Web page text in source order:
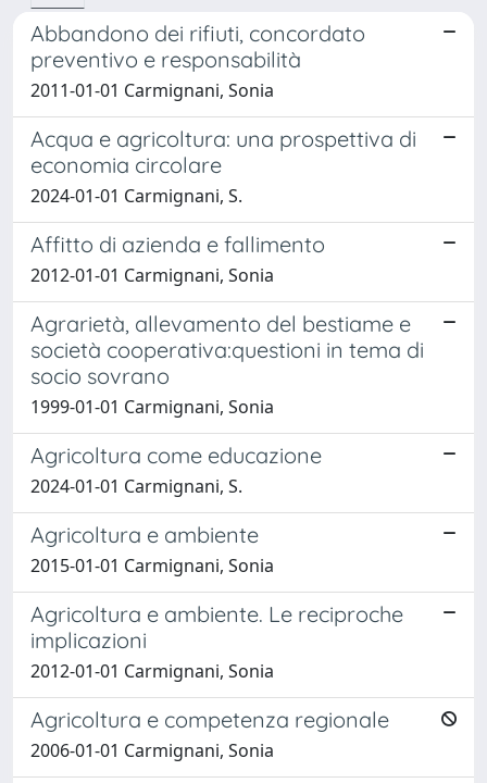
Abbandono dei rifiuti, concordato
preventivo e responsabilità
2011-01-01 Carmignani, Sonia
Acqua e agricoltura: una prospettiva di
economia circolare
2024-01-01 Carmignani, S.
Affitto di azienda e fallimento
2012-01-01 Carmignani, Sonia
Agrarietà, allevamento del bestiame e
società cooperativa:questioni in tema di
socio sovrano
1999-01-01 Carmignani, Sonia
Agricoltura come educazione
2024-01-01 Carmignani, S.
Agricoltura e ambiente
2015-01-01 Carmignani, Sonia
Agricoltura e ambiente. Le reciproche
implicazioni
2012-01-01 Carmignani, Sonia
Agricoltura e competenza regionale
2006-01-01 Carmignani, Sonia